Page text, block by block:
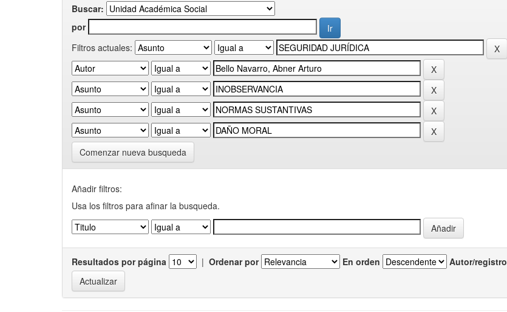
Buscar:
por
Filtros actuales:
Comenzar nueva busqueda
Añadir filtros:
Usa los filtros para afinar la busqueda.
Resultados por página | Ordenar por En orden Autor/registro